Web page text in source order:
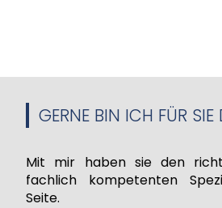
GERNE BIN ICH FÜR SIE
Mit mir haben sie den
fachlich kompetenten
Seite.